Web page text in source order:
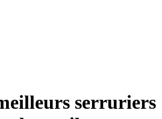
serruriers